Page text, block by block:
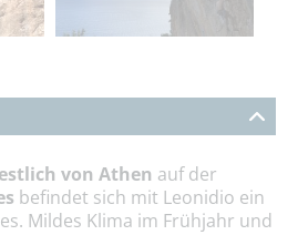
von Athen auf der
befindet sich mit Leonidio ein
Mildes Klima im Frühjahr und